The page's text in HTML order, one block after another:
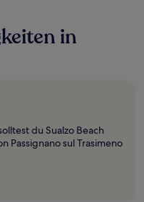
in
du Sualzo Beach
Passignano sul Trasimeno